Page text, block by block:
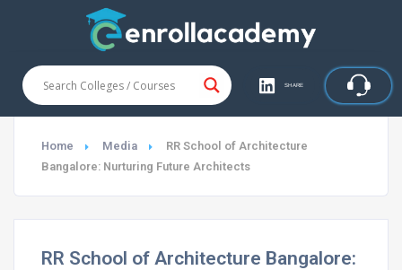
SHARE
Home Media
RR School of Architecture
Bangalore: Nurturing Future Architects
RR School of Architecture Bangalore: